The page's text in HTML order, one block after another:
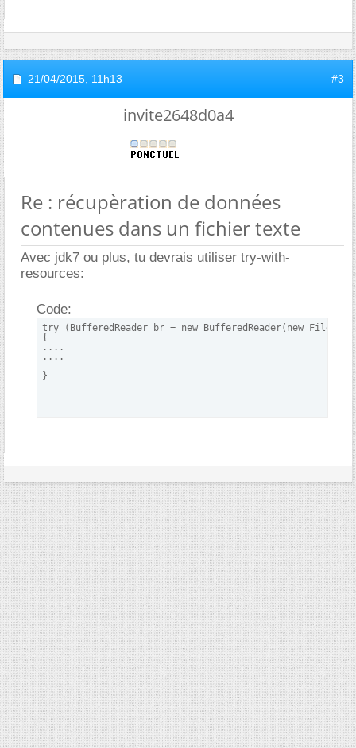
21/04/2015, 11h13 #3
invite2648d0a4
Re : récupèration de données
contenues dans un fichier texte
Avec jdk7 ou plus, tu devrais utiliser try-with-
resources:
Code:
try (BufferedReader br = new BufferedReader(new
{
....
....
}